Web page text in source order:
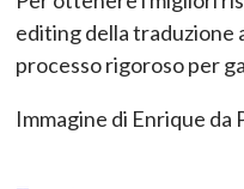
editing della traduzione
processo rigoroso per
Immagine di Enrique da